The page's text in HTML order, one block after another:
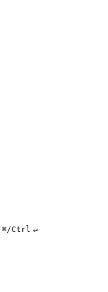
⌘/Ctrl ↵